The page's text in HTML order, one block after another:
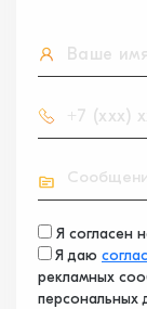
Я согласен
Я даю
рекламных
персональных